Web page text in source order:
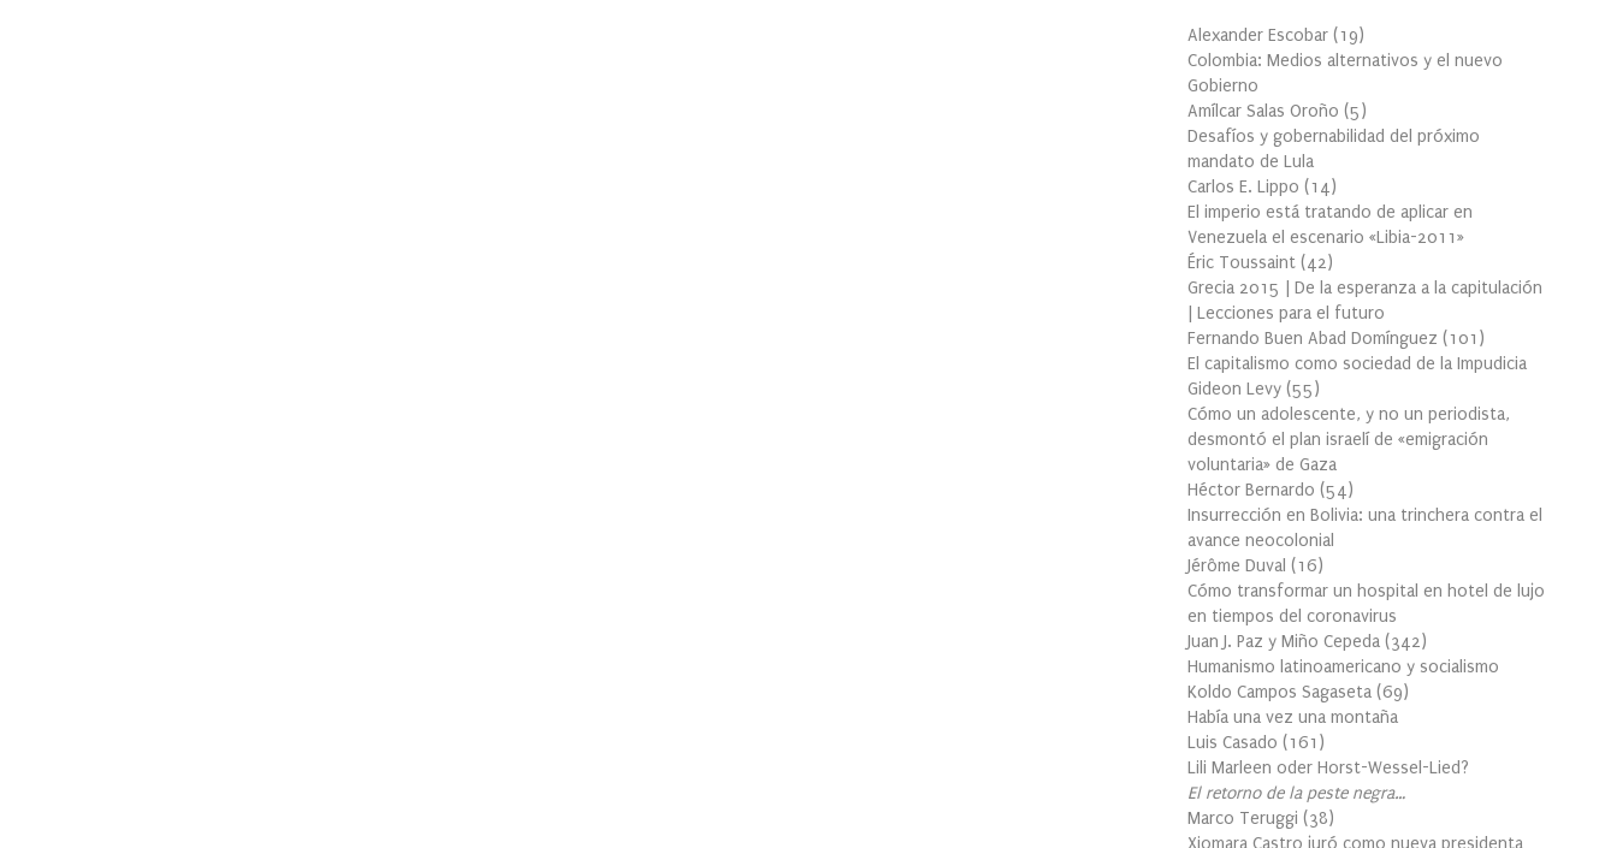
Alexander Escobar (19)
Colombia: Medios alternativos y el nuevo
Gobierno
Amílcar Salas Oroño (5)
Desafíos y gobernabilidad del próximo
mandato de Lula
Carlos E. Lippo (14)
El imperio está tratando de aplicar en
Venezuela el escenario «Libia-2011»
Éric Toussaint (42)
Grecia 2015 | De la esperanza a la capitulación
| Lecciones para el futuro
Fernando Buen Abad Domínguez (101 )
El capitalismo como sociedad de la Impudicia
Gideon Levy (55)
Cómo un adolescente, y no un periodista,
desmontó el plan israelí de «emigración
voluntaria» de Gaza
Héctor Bernardo (54)
Insurrección en Bolivia: una trinchera contra el
avance neocolonial
Jérôme Duval (16)
Cómo transformar un hospital en hotel de lujo
en tiempos del coronavirus
Juan J. Paz y Miño Cepeda (342)
Humanismo latinoamericano y socialismo
Koldo Campos Sagaseta (69)
Había una vez una montaña
Luis Casado (161 )
Lili Marleen oder Horst-Wessel-Lied?
El retorno de la peste negra…
Marco Teruggi (38)